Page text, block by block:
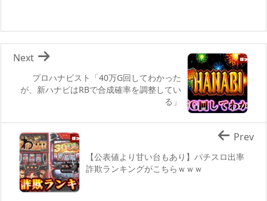
プロハナビスト「40万G回してわかった
が、新ハナビはRBで合成確率を調整してい
る」
Next
【公表値より甘い台もあり】パチスロ出率
詐欺ランキングがこちらｗｗｗ
Prev